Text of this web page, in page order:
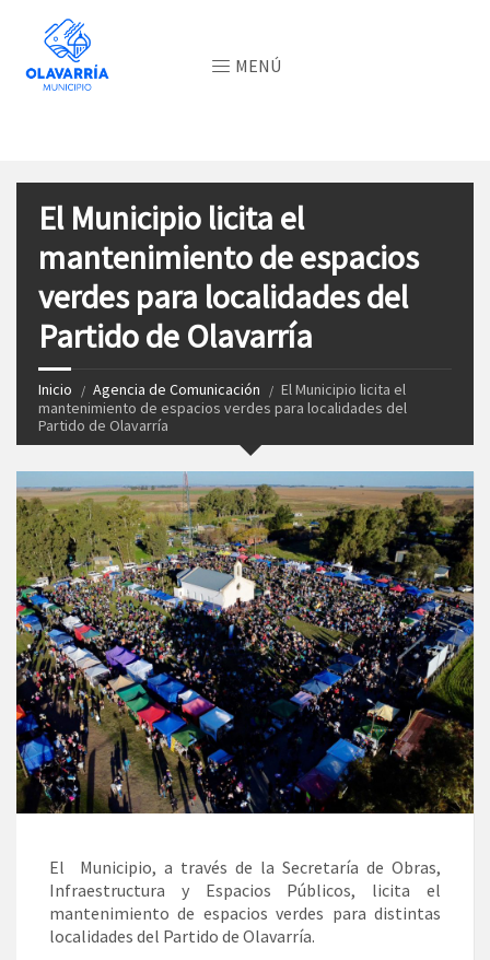
MENÚ
El Municipio licita el
mantenimiento de espacios
verdes para localidades del
Partido de Olavarría
Inicio Agencia de Comunicación
El Municipio licita el
mantenimiento de espacios verdes para localidades del
Partido de Olavarría
El Municipio, a través de la Secretaría de Obras,
Infraestructura y Espacios Públicos, licita el
mantenimiento de espacios verdes para distintas
localidades del Partido de Olavarría.